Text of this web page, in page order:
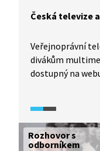
Česká televize
Veřejnoprávní
divákům
dostupný na
legislativa, myslí
nebo pravidla
platformy
Rozhovor s
odborníkem